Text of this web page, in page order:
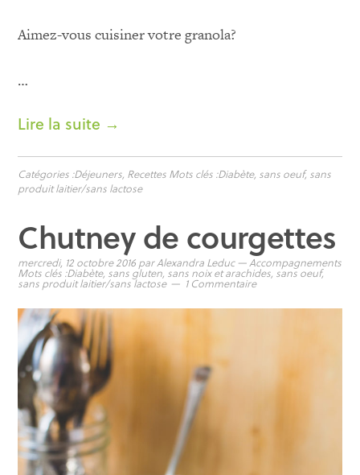
Aimez-vous cuisiner votre granola?
…
Lire la suite →
Catégories :Déjeuners, Recettes Mots clés :Diabète, sans oeuf, sans
produit laitier/sans lactose
Chutney de courgettes
mercredi, 12 octobre 2016 parAlexandra Leduc —Accompagnements
Mots clés :Diabète, sans gluten, sans noix et arachides, sans oeuf,
sans produit laitier/sans lactose 1 Commentaire